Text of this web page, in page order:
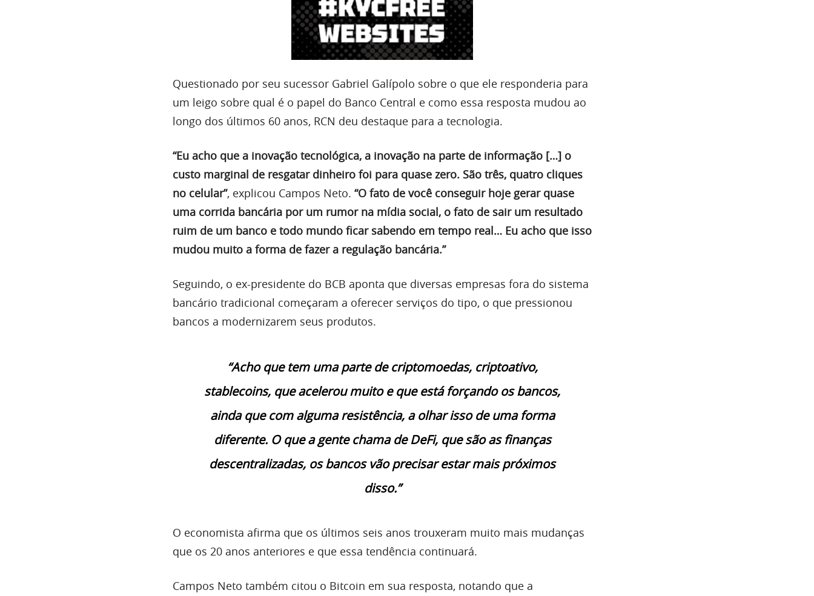
Questionado por seu sucessor Gabriel Galípolo sobre o que ele responderia para
um leigo sobre qual é o papel do Banco Central e como essa resposta mudou ao
longo dos últimos 60 anos, RCN deu destaque para a tecnologia.
“Eu acho que a inovação tecnológica, a inovação na parte de informação […] o
custo marginal de resgatar dinheiro foi para quase zero. São três, quatro cliques
no celular”, explicou Campos Neto. “O fato de você conseguir hoje gerar quase
uma corrida bancária por um rumor na mídia social, o fato de sair um resultado
ruim de um banco e todo mundo ficar sabendo em tempo real… Eu acho que isso
mudou muito a forma de fazer a regulação bancária.”
Seguindo, o ex-presidente do BCB aponta que diversas empresas fora do sistema
bancário tradicional começaram a oferecer serviços do tipo, o que pressionou
bancos a modernizarem seus produtos.
“Acho que tem uma parte de criptomoedas, criptoativo,
stablecoins, que acelerou muito e que está forçando os bancos,
ainda que com alguma resistência, a olhar isso de uma forma
diferente. O que a gente chama de DeFi, que são as finanças
descentralizadas, os bancos vão precisar estar mais próximos
disso.”
O economista afirma que os últimos seis anos trouxeram muito mais mudanças
que os 20 anos anteriores e que essa tendência continuará.
Campos Neto também citou o Bitcoin em sua resposta, notando que a